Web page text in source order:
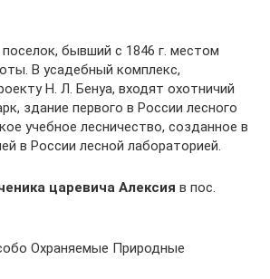
поселок, бывший с 1846 г. местом
В усадебный комплекс,
Н. Л. Бенуа, входят охотничий
здание первого в России лесного
учебное лесничество, созданное в
в России лесной лабораторией.
царевича Алексия в пос.
Охраняемые Природные